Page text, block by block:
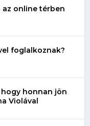
az online térben
foglalkoznak?
hogy honnan jön
Violával